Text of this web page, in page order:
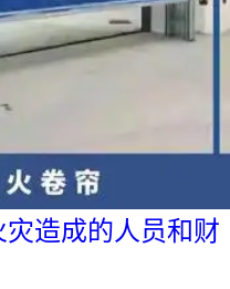
造成的人员和财